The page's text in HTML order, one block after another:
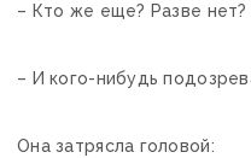
– Кто же еще? Разве нет?
– И кого-нибудь
Она затрясла головой: